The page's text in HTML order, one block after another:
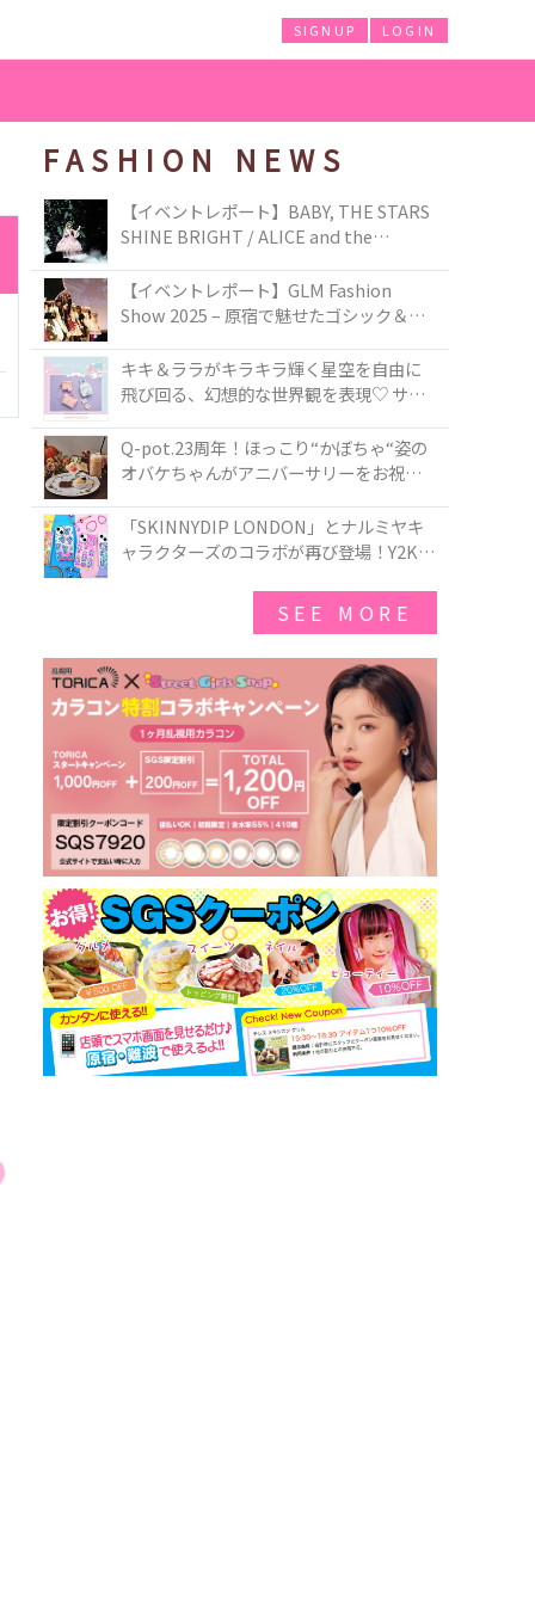
LOGIN
SIGNUP
FASHION NEWS
【イベントレポート】BABY, THE STARS
SHINE BRIGHT / ALICE and the
TOKYO
【イベントレポート】GLM Fashion
Show 2025 – 原宿で魅せたゴシック＆ロ
キキ＆ララがキラキラ輝く星空を自由に
飛び回る、幻想的な世界観を表現♡ サマ
50周年アニバーサリーイヤー』を記念し
たコレクションが登場
Q-pot.23周年！ほっこり“かぼちゃ“姿の
オバケちゃんがアニバーサリーをお祝い
ー」が新発売！Q-pot CAFE.では「かぼち
ゃのオバケーキプレート」も登場
「SKINNYDIP LONDON」とナルミヤキ
ャラクターズのコラボが再び登場！Y2Kム
SEE MORE